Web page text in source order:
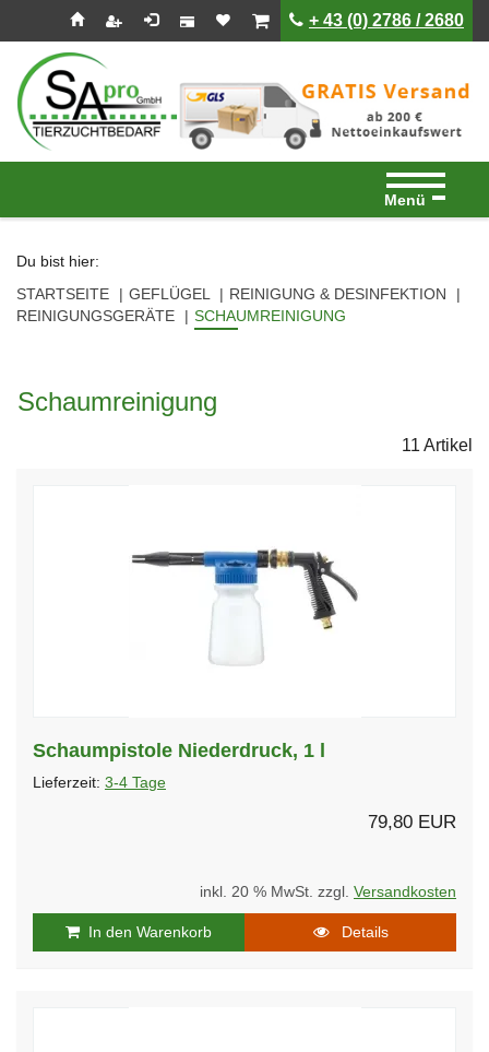
Seitenebreiche:
ist leerist leer+ 43 (0) 2786 / 2680
Menü
Du bist hier:
STARTSEITE
GEFLÜGEL
REINIGUNG & DESINFEKTION
REINIGUNGSGERÄTE
SCHAUMREINIGUNG
Schaumreinigung
11 Artikel
Schaumpistole Niederdruck, 1 l
Lieferzeit: 3-4 Tage
79,80 EUR
inkl. 20 % MwSt. zzgl. Versandkosten
In den Warenkorb Details